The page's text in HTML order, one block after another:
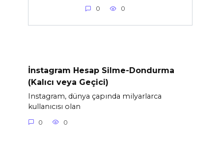
0 0
İnstagram Hesap Silme-Dondurma
(Kalıcı veya Geçici)
Instagram, dünya çapında milyarlarca
kullanıcısı olan
0 0